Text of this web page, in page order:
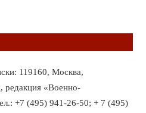
119160, Москва,
редакция «Военно-
+7 (495) 941-26-50; + 7 (495)